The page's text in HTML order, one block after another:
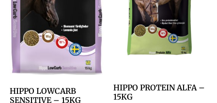
HIPPO LOWCARB
SENSITIVE – 15KG
HIPPO PROTEIN ALFA –
15KG